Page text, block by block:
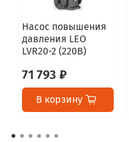
Насос повышения
давления LEO
LVR20-2 (220В)
71 793 ₽
В корзину